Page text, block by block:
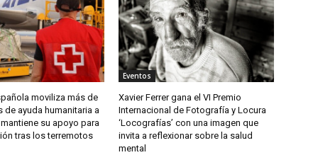
moviliza más de
de ayuda humanitaria a
su apoyo para
tras los terremotos
Eventos
Xavier Ferrer gana el VI Premio
Internacional de Fotografía y Locura
‘Locografías’ con una imagen que
invita a reflexionar sobre la salud
mental